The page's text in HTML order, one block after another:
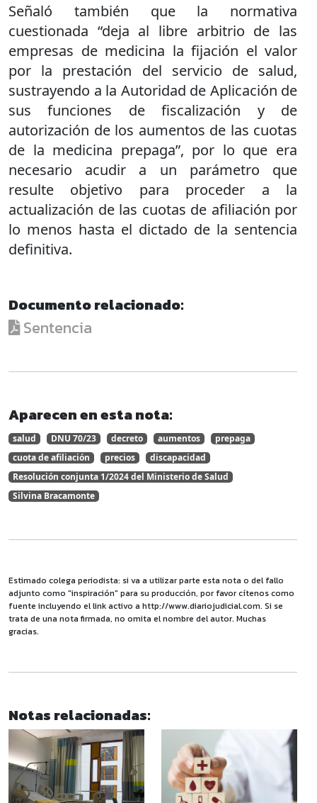
Señaló también que la normativa
cuestionada “deja al libre arbitrio de las
empresas de medicina la fijación el valor
por la prestación del servicio de salud,
sustrayendo a la Autoridad de Aplicación de
sus funciones de fiscalización y de
autorización de los aumentos de las cuotas
de la medicina prepaga”, por lo que era
necesario acudir a un parámetro que
resulte objetivo para proceder a la
actualización de las cuotas de afiliación por
lo menos hasta el dictado de la sentencia
definitiva.
Documento relacionado:
Sentencia
Aparecen en esta nota:
salud DNU 70/23 decreto aumentos
prepaga
cuota de afiliación
precios
discapacidad
Resolución conjunta 1/2024 del Ministerio de Salud
Silvina Bracamonte
Estimado colega periodista: si va a utilizar parte esta nota o del fallo
adjunto como "inspiración" para su producción, por favor cítenos como
fuente incluyendo el link activo a http://www.diariojudicial.com. Si se
trata de una nota firmada, no omita el nombre del autor. Muchas
gracias.
Notas relacionadas: